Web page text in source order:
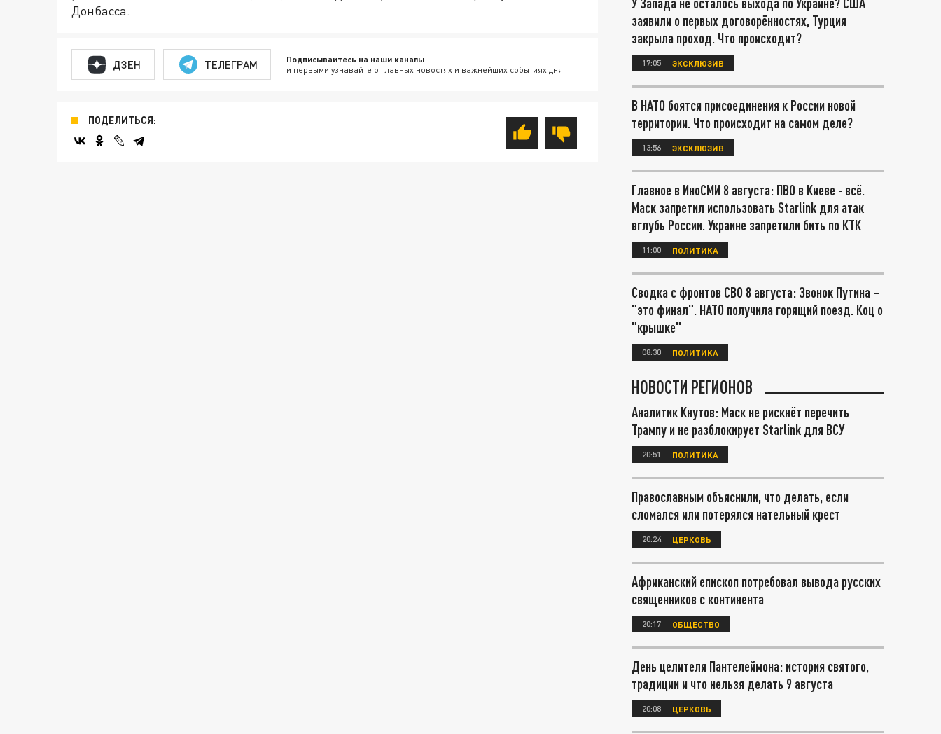
Донбасса.
ДЗЕН ТЕЛЕГРАМ Подписывайтесь на наши каналы
и первыми узнавайте о главных новостях и важнейших событиях дня.
ПОДЕЛИТЬСЯ:
заявили о первых договорённостях, Турция
закрыла проход. Что происходит?
17:05 ЭКСКЛЮЗИВ
В НАТО боятся присоединения к России новой
территории. Что происходит на самом деле?
13:56 ЭКСКЛЮЗИВ
Главное в ИноСМИ 8 августа: ПВО в Киеве - всё.
Маск запретил использовать Starlink для атак
вглубь России. Украине запретили бить по КТК
11:00 ПОЛИТИКА
Сводка с фронтов СВО 8 августа: Звонок Путина –
"это финал". НАТО получила горящий поезд. Коц о
"крышке"
08:30 ПОЛИТИКА
НОВОСТИ РЕГИОНОВ
Аналитик Кнутов: Маск не рискнёт перечить
Трампу и не разблокирует Starlink для ВСУ
20:51 ПОЛИТИКА
Православным объяснили, что делать, если
сломался или потерялся нательный крест
20:24 ЦЕРКОВЬ
Африканский епископ потребовал вывода русских
священников с континента
20:17 ОБЩЕСТВО
День целителя Пантелеймона: история святого,
традиции и что нельзя делать 9 августа
20:08 ЦЕРКОВЬ